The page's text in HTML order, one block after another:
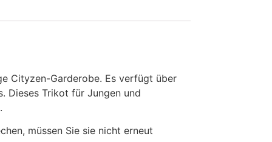
Cityzen-Garderobe. Es verfügt über
Dieses Trikot für Jungen und
müssen Sie sie nicht erneut